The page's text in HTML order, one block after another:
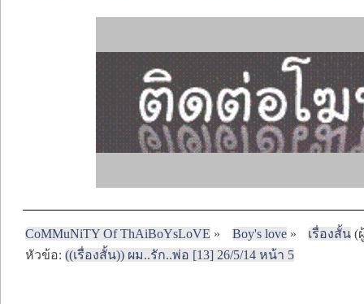
CoMMuNiTY Of ThAiBoYsLoVE » Boy's love» เรื่องสั้น(
หัวข้อ:((เรื่องสั้น)) ผม..รัก..พ่อ [13] 26/5/14 หน้า 5